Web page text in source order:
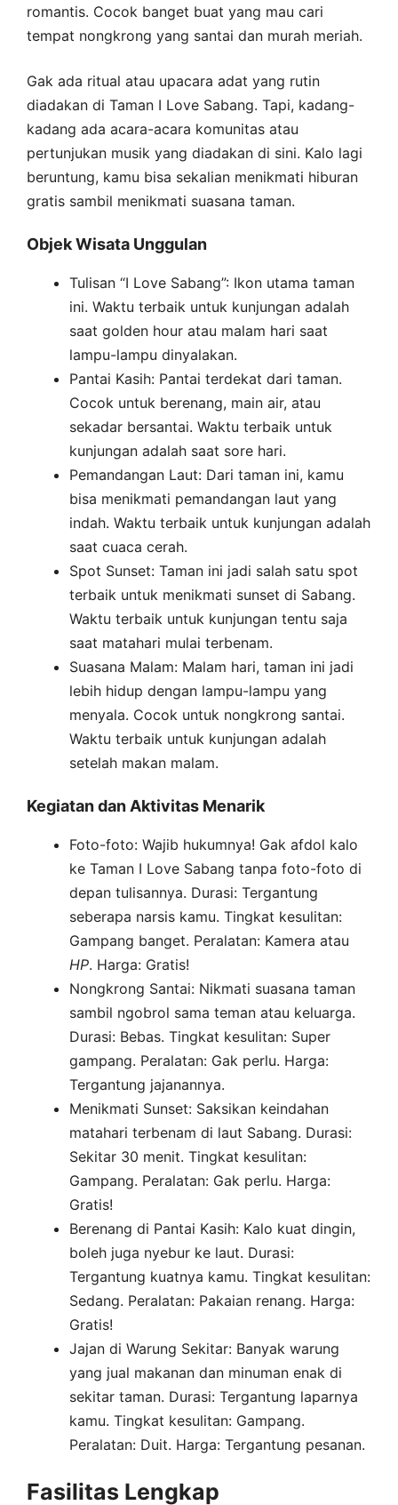
romantis. Cocok banget buat yang mau cari
tempat nongkrong yang santai dan murah meriah.
Gak ada ritual atau upacara adat yang rutin
diadakan di Taman I Love Sabang. Tapi, kadang-
kadang ada acara-acara komunitas atau
pertunjukan musik yang diadakan di sini. Kalo lagi
beruntung, kamu bisa sekalian menikmati hiburan
gratis sambil menikmati suasana taman.
Objek Wisata Unggulan
Tulisan “I Love Sabang”: Ikon utama taman
ini. Waktu terbaik untuk kunjungan adalah
saat golden hour atau malam hari saat
lampu-lampu dinyalakan.
Pantai Kasih: Pantai terdekat dari taman.
Cocok untuk berenang, main air, atau
sekadar bersantai. Waktu terbaik untuk
kunjungan adalah saat sore hari.
Pemandangan Laut: Dari taman ini, kamu
bisa menikmati pemandangan laut yang
indah. Waktu terbaik untuk kunjungan adalah
saat cuaca cerah.
Spot Sunset: Taman ini jadi salah satu spot
terbaik untuk menikmati sunset di Sabang.
Waktu terbaik untuk kunjungan tentu saja
saat matahari mulai terbenam.
Suasana Malam: Malam hari, taman ini jadi
lebih hidup dengan lampu-lampu yang
menyala. Cocok untuk nongkrong santai.
Waktu terbaik untuk kunjungan adalah
setelah makan malam.
Kegiatan dan Aktivitas Menarik
Foto-foto: Wajib hukumnya! Gak afdol kalo
ke Taman I Love Sabang tanpa foto-foto di
depan tulisannya. Durasi: Tergantung
seberapa narsis kamu. Tingkat kesulitan:
Gampang banget. Peralatan: Kamera atau
HP. Harga: Gratis!
Nongkrong Santai: Nikmati suasana taman
sambil ngobrol sama teman atau keluarga.
Durasi: Bebas. Tingkat kesulitan: Super
gampang. Peralatan: Gak perlu. Harga:
Tergantung jajanannya.
Menikmati Sunset: Saksikan keindahan
matahari terbenam di laut Sabang. Durasi:
Sekitar 30 menit. Tingkat kesulitan:
Gampang. Peralatan: Gak perlu. Harga:
Gratis!
Berenang di Pantai Kasih: Kalo kuat dingin,
boleh juga nyebur ke laut. Durasi:
Tergantung kuatnya kamu. Tingkat kesulitan:
Sedang. Peralatan: Pakaian renang. Harga:
Gratis!
Jajan di Warung Sekitar: Banyak warung
yang jual makanan dan minuman enak di
sekitar taman. Durasi: Tergantung laparnya
kamu. Tingkat kesulitan: Gampang.
Peralatan: Duit. Harga: Tergantung pesanan.
Fasilitas Lengkap